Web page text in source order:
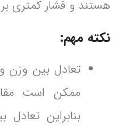
هستند و فشار کمتری
نکته مهم:
تعادل بین وزن
ممکن است
بنابراین